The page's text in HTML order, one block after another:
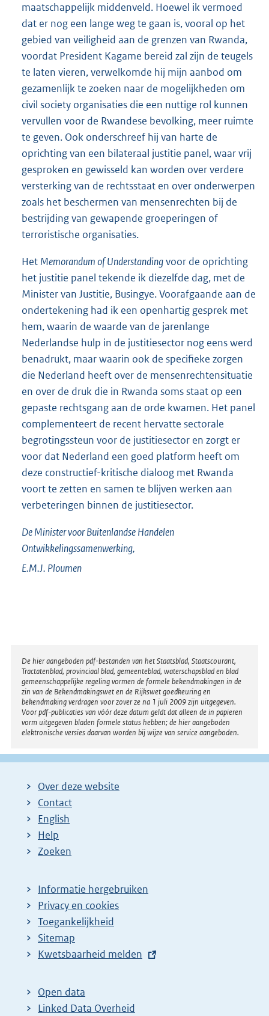
maatschappelijk middenveld. Hoewel ik vermoed
dat er nog een lange weg te gaan is, vooral op het
gebied van veiligheid aan de grenzen van Rwanda,
voordat President Kagame bereid zal zijn de teugels
te laten vieren, verwelkomde hij mijn aanbod om
gezamenlijk te zoeken naar de mogelijkheden om
civil society organisaties die een nuttige rol kunnen
vervullen voor de Rwandese bevolking, meer ruimte
te geven. Ook onderschreef hij van harte de
oprichting van een bilateraal justitie panel, waar vrij
gesproken en gewisseld kan worden over verdere
versterking van de rechtsstaat en over onderwerpen
zoals het beschermen van mensenrechten bij de
bestrijding van gewapende groeperingen of
terroristische organisaties.
Het Memorandum of Understandingvoor de oprichting
het justitie panel tekende ik diezelfde dag, met de
Minister van Justitie, Busingye. Voorafgaande aan de
ondertekening had ik een openhartig gesprek met
hem, waarin de waarde van de jarenlange
Nederlandse hulp in de justitiesector nog eens werd
benadrukt, maar waarin ook de specifieke zorgen
die Nederland heeft over de mensenrechtensituatie
en over de druk die in Rwanda soms staat op een
gepaste rechtsgang aan de orde kwamen. Het panel
complementeert de recent hervatte sectorale
begrotingssteun voor de justitiesector en zorgt er
voor dat Nederland een goed platform heeft om
deze constructief-kritische dialoog met Rwanda
voort te zetten en samen te blijven werken aan
verbeteringen binnen de justitiesector.
De Minister voor Buitenlandse Handelen
Ontwikkelingssamenwerking,
E.M.J. Ploumen
Disclaimer
De hier aangeboden pdf-bestanden van het Staatsblad, Staatscourant,
Tractatenblad, provinciaal blad, gemeenteblad, waterschapsblad en blad
gemeenschappelijke regeling vormen de formele bekendmakingen in de
zin van de Bekendmakingswet en de Rijkswet goedkeuring en
bekendmaking verdragen voor zover ze na 1 juli 2009 zijn uitgegeven.
Voor pdf-publicaties van vóór deze datum geldt dat alleen de in papieren
vorm uitgegeven bladen formele status hebben; de hier aangeboden
elektronische versies daarvan worden bij wijze van service aangeboden.
Over deze website
Contact
English
Help
Zoeken
Informatie hergebruiken
Privacy en cookies
Toegankelijkheid
Sitemap
E
t
e
Kwetsbaarheid melden
Open data
Linked Data Overheid